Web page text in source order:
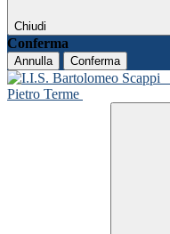
Chiudi
Conferma
Annulla Conferma
Pietro Terme